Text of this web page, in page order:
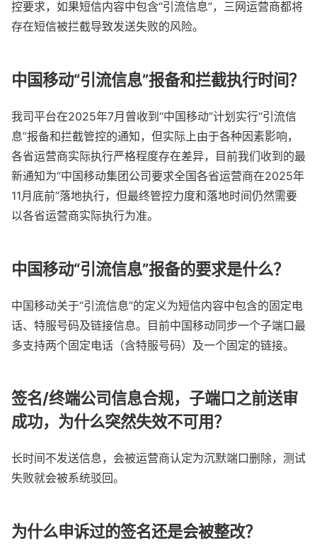
控要求，如果短信内容中包含“引流信息”，三网运营商都将
存在短信被拦截导致发送失败的风险。
中国移动“引流信息”报备和拦截执行时间？
我司平台在2025年7月曾收到“中国移动”计划实行“引流信
息”报备和拦截管控的通知，但实际上由于各种因素影响，
各省运营商实际执行严格程度存在差异，目前我们收到的最
新通知为“中国移动集团公司要求全国各省运营商在2025年
11月底前”落地执行，但最终管控力度和落地时间仍然需要
以各省运营商实际执行为准。
中国移动“引流信息”报备的要求是什么？
中国移动关于“引流信息”的定义为短信内容中包含的固定电
话、特服号码及链接信息。目前中国移动同步一个子端口最
多支持两个固定电话（含特服号码）及一个固定的链接。
签名/终端公司信息合规，子端口之前送审
成功，为什么突然失效不可用？
长时间不发送信息，会被运营商认定为沉默端口删除，测试
失败就会被系统驳回。
为什么申诉过的签名还是会被整改？